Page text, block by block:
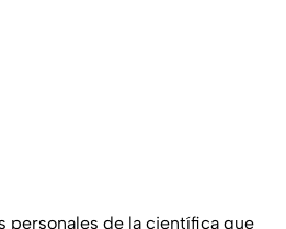
personales de la científica que